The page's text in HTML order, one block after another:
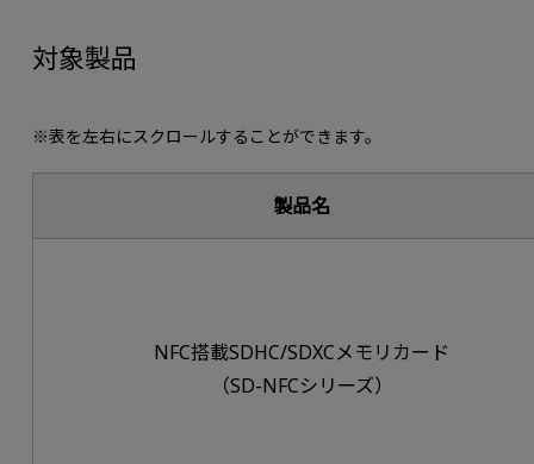
対象製品
※表を左右にスクロールすることができます。
製品名
NFC搭載SDHC/SDXCメモリカード
（SD-NFCシリーズ）